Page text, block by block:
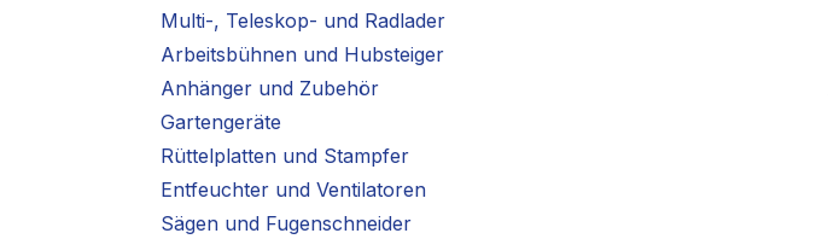
Multi-, Teleskop- und Radlader
Arbeitsbühnen und Hubsteiger
Anhänger und Zubehör
Gartengeräte
Rüttelplatten und Stampfer
Entfeuchter und Ventilatoren
Sägen und Fugenschneider